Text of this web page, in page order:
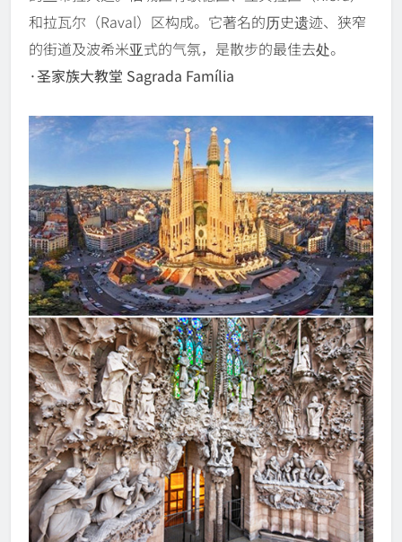
和拉瓦尔（Raval）区构成。它著名的历史遗迹、狭窄
的街道及波希米亚式的气氛，是散步的最佳去处。
·圣家族大教堂 Sagrada Família